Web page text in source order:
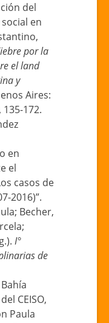
del
en
por la
el land
y
Aires:
135-172.
en
el
casos de
2016)”.
Becher,
I°
de
CEISO,
Paula